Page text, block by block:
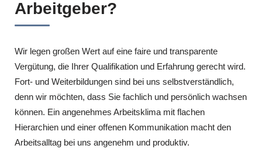
Arbeitgeber?
Wir legen großen Wert auf eine faire und transparente
Vergütung, die Ihrer Qualifikation und Erfahrung gerecht wird.
Fort- und Weiterbildungen sind bei uns selbstverständlich,
denn wir möchten, dass Sie fachlich und persönlich wachsen
können. Ein angenehmes Arbeitsklima mit flachen
Hierarchien und einer offenen Kommunikation macht den
Arbeitsalltag bei uns angenehm und produktiv.